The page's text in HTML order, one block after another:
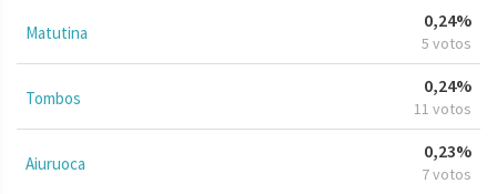
Matutina
0,24%
5 votos
Tombos
0,24%
11 votos
Aiuruoca
0,23%
7 votos